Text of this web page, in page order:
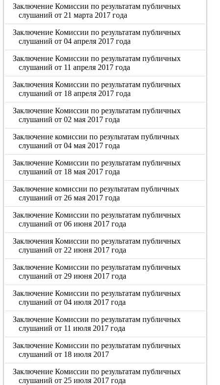
Заключение Комиссии по результатам публичных
слушаний от 21 марта 2017 года
Заключение Комиссии по результатам публичных
слушаний от 04 апреля 2017 года
Заключение Комиссии по результатам публичных
слушаний от 11 апреля 2017 года
Заключения Комиссии по результатам публичных
слушаний от 18 апреля 2017 года
Заключение Комиссии по результатам публичных
слушаний от 02 мая 2017 года
Заключение комиссии по результатам публичных
слушаний от 04 мая 2017 года
Заключение Комиссии по результатам публичных
слушаний от 18 мая 2017 года
Заключение комиссии по результатам публичных
слушаний от 26 мая 2017 года
Заключение Комиссии по результатам публичных
слушаний от 06 июня 2017 года
Заключения Комиссии по результатам публичных
слушаний от 22 июня 2017 года
Заключение Комиссии по результатам публичных
слушаний от 29 июня 2017 года
Заключение Комиссии по результатам публичных
слушаний от 04 июля 2017 года
Заключение Комиссии по результатам публичных
слушаний от 11 июля 2017 года
Заключение Комиссии по результатам публичных
слушаний от 18 июля 2017
Заключение Комиссии по результатам публичных
слушаний от 25 июля 2017 года